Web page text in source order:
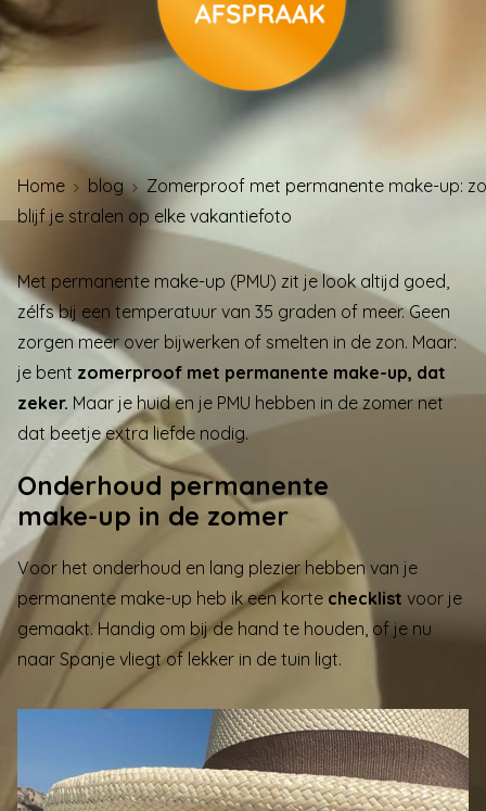
Home blog
Zomerproof met permanente make-up: zo
blijf je stralen op elke vakantiefoto
Met permanente make-up (PMU) zit je look altijd goed,
zélfs bij een temperatuur van 35 graden of meer. Geen
zorgen meer over bijwerken of smelten in de zon. Maar:
je bent zomerproof met permanente make-up, dat
zeker. Maar je huid en je PMU hebben in de zomer net
dat beetje extra liefde nodig.
Onderhoud permanente
make-up in de zomer
Voor het onderhoud en lang plezier hebben van je
permanente make-up heb ik een korte checklist voor je
gemaakt. Handig om bij de hand te houden, of je nu
naar Spanje vliegt of lekker in de tuin ligt.